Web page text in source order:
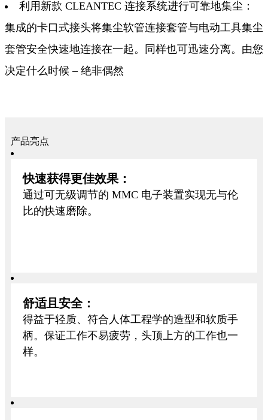
利用新款 CLEANTEC 连接系统进行可靠地集尘：
集成的卡口式接头将集尘软管连接套管与电动工具集尘
套管安全快速地连接在一起。同样也可迅速分离。由您
决定什么时候 – 绝非偶然
产品亮点
快速获得更佳效果：
通过可无级调节的 MMC 电子装置实现无与伦
比的快速磨除。
舒适且安全：
得益于轻质、符合人体工程学的造型和软质手
柄。保证工作不易疲劳，头顶上方的工作也一
样。